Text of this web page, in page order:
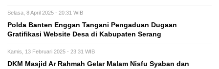
Selasa, 8 April 2025 - 20:31 WIB
Polda Banten Enggan Tangani Pengaduan Dugaan
Gratifikasi Website Desa di Kabupaten Serang
Kamis, 13 Februari 2025 - 23:31 WIB
DKM Masjid Ar Rahmah Gelar Malam Nisfu Syaban dan